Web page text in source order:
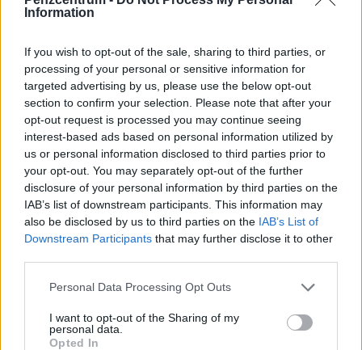
Information
If you wish to opt-out of the sale, sharing to third parties, or
processing of your personal or sensitive information for
targeted advertising by us, please use the below opt-out
section to confirm your selection. Please note that after your
opt-out request is processed you may continue seeing
interest-based ads based on personal information utilized by
us or personal information disclosed to third parties prior to
your opt-out. You may separately opt-out of the further
disclosure of your personal information by third parties on the
IAB’s list of downstream participants. This information may
also be disclosed by us to third parties on the IAB’s List of
Downstream Participants that may further disclose it to other
Personal Data Processing Opt Outs
I want to opt-out of the Sharing of my
personal data.
Opted In
Kiderült, ekkora fizetéssel már jómódúnak
számítasz Magyarországon: tágul az olló
gazdag és szegény között
Hiába emelkednek látványosan a magyar bérek, a